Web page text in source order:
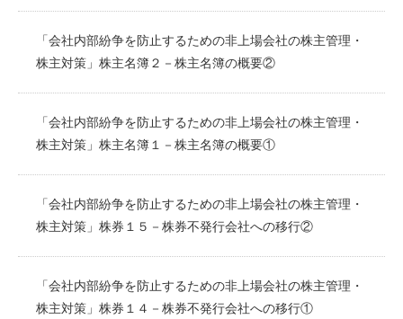
「会社内部紛争を防止するための非上場会社の株主管理・
株主対策」株主名簿２－株主名簿の概要②
「会社内部紛争を防止するための非上場会社の株主管理・
株主対策」株主名簿１－株主名簿の概要①
「会社内部紛争を防止するための非上場会社の株主管理・
株主対策」株券１５－株券不発行会社への移行②
「会社内部紛争を防止するための非上場会社の株主管理・
株主対策」株券１４－株券不発行会社への移行①